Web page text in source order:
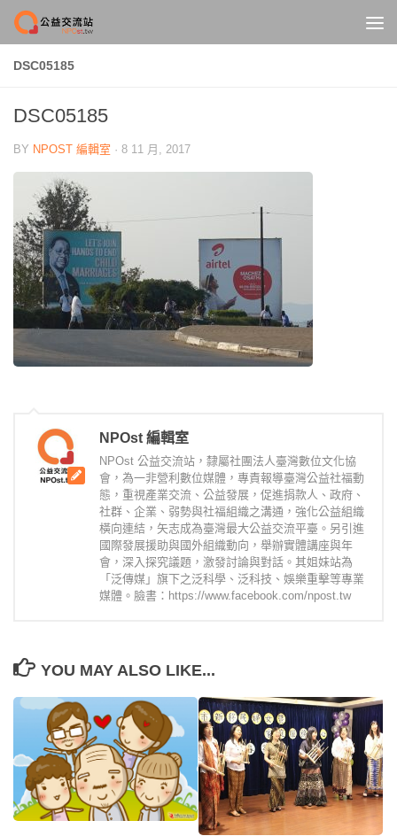
Skip to content
DSC05185
DSC05185
BY NPOST 編輯室 · 8 11 月, 2017
NPOst 編輯室
NPOst 公益交流站，隸屬社團法人臺灣數位文化協
會，為一非營利數位媒體，專責報導臺灣公益社福動
態，重視產業交流、公益發展，促進捐款人、政府、
社群、企業、弱勢與社福組織之溝通，強化公益組織
橫向連結，矢志成為臺灣最大公益交流平臺。另引進
國際發展援助與國外組織動向，舉辦實體講座與年
會，深入探究議題，激發討論與對話。其姐妹站為
「泛傳媒」旗下之泛科學、泛科技、娛樂重擊等專業
媒體。臉書：https://www.facebook.com/npost.tw
YOU MAY ALSO LIKE...